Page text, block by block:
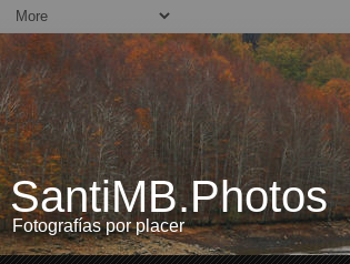
SantiMB.Photos
Fotografías por placer